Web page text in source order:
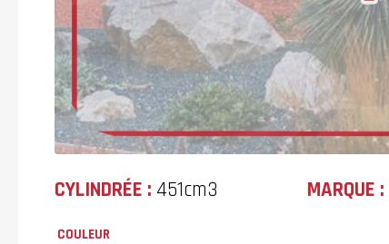
CYLINDRÉE : 451cm3 MARQUE :
COULEUR